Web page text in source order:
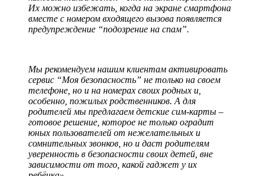
Их можно избежать, когда на экране смартфона
вместе с номером входящего вызова появляется
предупреждение “подозрение на спам”.
Мы рекомендуем нашим клиентам активировать
сервис “Моя безопасность” не только на своем
телефоне, но и на номерах своих родных и,
особенно, пожилых родственников. А для
родителей мы предлагаем детские сим-карты –
готовое решение, которое не только оградит
юных пользователей от нежелательных и
сомнительных звонков, но и даст родителям
уверенность в безопасности своих детей, вне
зависимости от того, какой гаджет у их